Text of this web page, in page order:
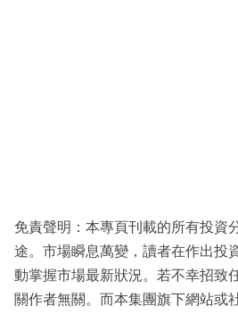
免責聲明：本專頁刊載的所有投資
途。市場瞬息萬變，讀者在作出投
動掌握市場最新狀況。若不幸招致
關作者無關。而本集團旗下網站或